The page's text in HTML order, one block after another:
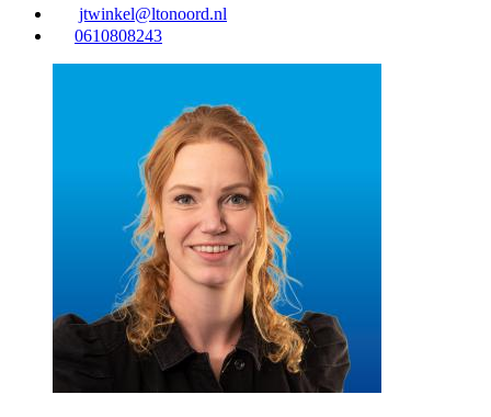
jtwinkel@ltonoord.nl
0610808243